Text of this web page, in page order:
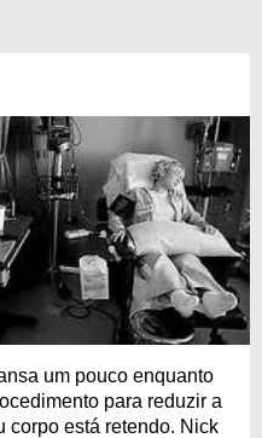
um pouco enquanto
para reduzir a
corpo está retendo. Nick